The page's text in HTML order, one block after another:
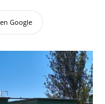
Google